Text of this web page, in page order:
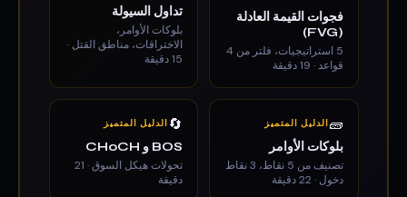
فجوات القيمة العادلة
(FVG)
5 استراتيجيات، فلتر من 4
قواعد · 19 دقيقة
تداول السيولة
بلوكات الأوامر،
الاختراقات، مناطق القتل ·
15 دقيقة
🧱 الدليل المتميز
بلوكات الأوامر
تصنيف من 5 نقاط، 3 نقاط
دخول · 22 دقيقة
🔄 الدليل المتميز
BOS و CHoCH
تحولات هيكل السوق · 21
دقيقة